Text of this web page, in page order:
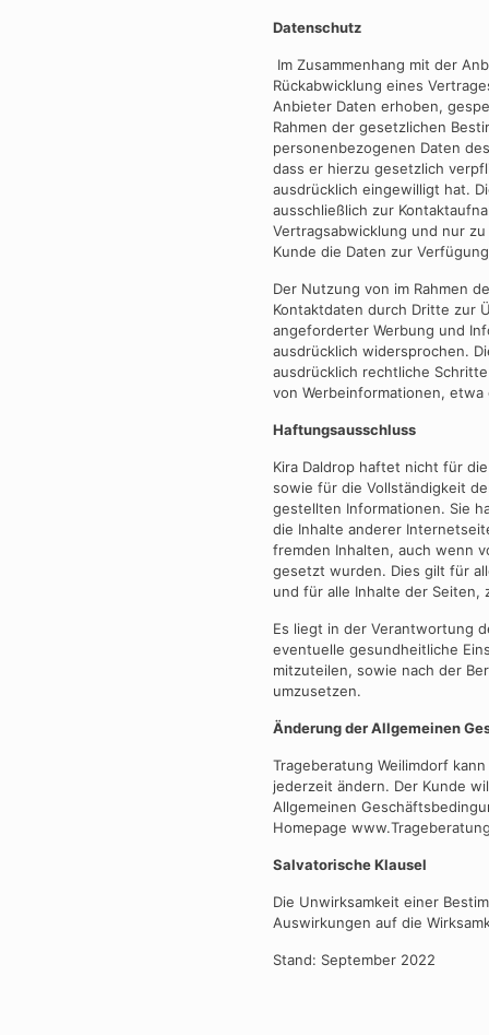
Datenschutz
Im Zusammenhang mit der
Rückabwicklung eines
Anbieter Daten erhoben,
Rahmen der gesetzlichen
personenbezogenen Daten
dass er hierzu gesetzlich
ausdrücklich eingewilligt hat.
ausschließlich zur
Vertragsabwicklung und nur
Kunde die Daten zur
Der Nutzung von im Rahmen
Kontaktdaten durch Dritte zur
angeforderter Werbung und
ausdrücklich widersprochen.
ausdrücklich rechtliche
von Werbeinformationen, etwa
Haftungsausschluss
Kira Daldrop haftet nicht für
sowie für die Vollständigkeit
gestellten Informationen. Sie
die Inhalte anderer
fremden Inhalten, auch wenn
gesetzt wurden. Dies gilt für
und für alle Inhalte der Seiten,
Es liegt in der Verantwortung
eventuelle gesundheitliche
mitzuteilen, sowie nach der
umzusetzen.
Änderung der Allgemeinen
Trageberatung Weilimdorf
jederzeit ändern. Der Kunde
Allgemeinen
Homepage
Salvatorische Klausel
Die Unwirksamkeit einer
Auswirkungen auf die
Stand: September 2022